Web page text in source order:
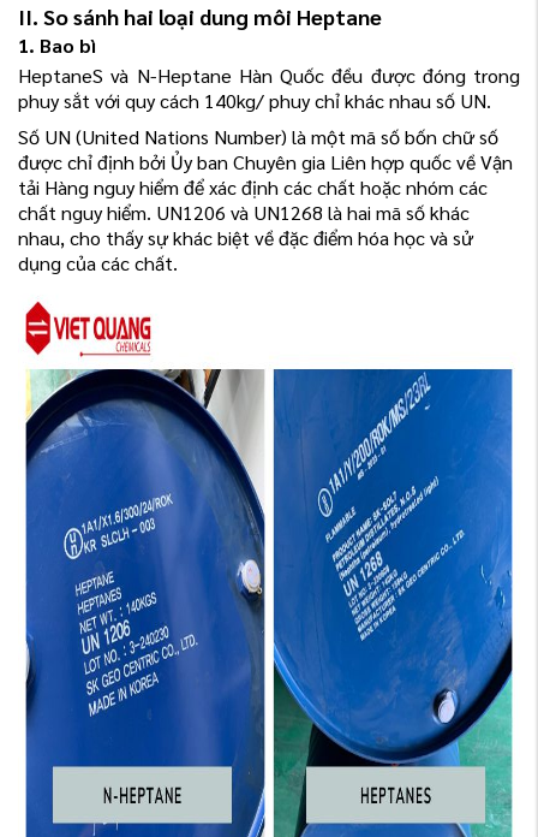
II. So sánh hai loại dung môi Heptane
1. Bao bì
HeptaneS và N-Heptane Hàn Quốc đều được đóng trong
phuy sắt với quy cách 140kg/ phuy chỉ khác nhau số UN.
Số UN (United Nations Number) là một mã số bốn chữ số
được chỉ định bởi Ủy ban Chuyên gia Liên hợp quốc về Vận
tải Hàng nguy hiểm để xác định các chất hoặc nhóm các
chất nguy hiểm. UN1206 và UN1268 là hai mã số khác
nhau, cho thấy sự khác biệt về đặc điểm hóa học và sử
dụng của các chất.